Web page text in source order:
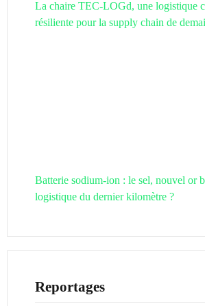
La chaire TEC-LOGd, une logistique
résiliente pour la supply chain de
Batterie sodium-ion : le sel, nouvel or
logistique du dernier kilomètre ?
Reportages